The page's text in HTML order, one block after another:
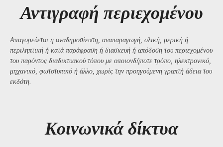
Αντιγραφή περιεχομένου
Απαγορεύεται η αναδημοσίευση, αναπαραγωγή, ολική, μερική ή
περιληπτική ή κατά παράφραση ή διασκευή ή απόδοση του περιεχομένου
του παρόντος διαδικτυακού τόπου με οποιονδήποτε τρόπο, ηλεκτρονικό,
μηχανικό, φωτοτυπικό ή άλλο, χωρίς την προηγούμενη γραπτή άδεια του
εκδότη.
Kοινωνικά δίκτυα